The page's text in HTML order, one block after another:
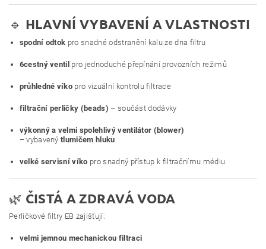
🔹 HLAVNÍ VYBAVENÍ A VLASTNOSTI
spodní odtok pro snadné odstranění kalu ze dna filtru
6cestný ventil pro jednoduché přepínání provozních režimů
průhledné víko pro vizuální kontrolu filtrace
filtrační perličky (beads) – součást dodávky
výkonný a velmi spolehlivý ventilátor (blower)
– vybavenýtlumičem hluku
velké servisní víko pro snadný přístup k filtračnímu médiu
🌿 ČISTÁ A ZDRAVÁ VODA
Perličkové filtry EB zajišťují:
velmi jemnou mechanickou filtraci